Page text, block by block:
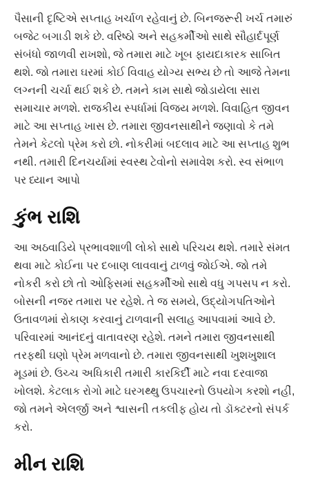
પૈસાની દૃષ્ટિએ સપ્તાહ ખર્ચાળ રહેવાનું છે. બિનજરૂરી ખર્ચ તમારું
બજેટ બગાડી શકે છે. વરિષ્ઠો અને સહકર્મીઓ સાથે સૌહાર્દપૂર્ણ
સંબંધો જાળવી રાખશો, જે તમારા માટે ખૂબ ફાયદાકારક સાબિત
થશે. જો તમારા ઘરમાં કોઈ વિવાહ યોગ્ય સભ્ય છે તો આજે તેમના
લગ્નની ચર્ચા થઈ શકે છે. તમને કામ સાથે જોડાયેલા સારા
સમાચાર મળશે. રાજકીય સ્પર્ધામાં વિજય મળશે. વિવાહિત જીવન
માટે આ સપ્તાહ ખાસ છે. તમારા જીવનસાથીને જણાવો કે તમે
તેમને કેટલો પ્રેમ કરો છો. નોકરીમાં બદલાવ માટે આ સપ્તાહ શુભ
નથી. તમારી દિનચર્યામાં સ્વસ્થ ટેવોનો સમાવેશ કરો. સ્વ સંભાળ
પર ધ્યાન આપો
કુંભ રાશિ
આ અઠવાડિયે પ્રભાવશાળી લોકો સાથે પરિચય થશે. તમારે સંમત
થવા માટે કોઈના પર દબાણ લાવવાનું ટાળવું જોઈએ. જો તમે
નોકરી કરો છો તો ઓફિસમાં સહકર્મીઓ સાથે વધુ ગપસપ ન કરો.
બોસની નજર તમારા પર રહેશે. તે જ સમયે, ઉદ્યોગપતિઓને
ઉતાવળમાં રોકાણ કરવાનું ટાળવાની સલાહ આપવામાં આવે છે.
પરિવારમાં આનંદનું વાતાવરણ રહેશે. તમને તમારા જીવનસાથી
તરફથી ઘણો પ્રેમ મળવાનો છે. તમારા જીવનસાથી ખુશખુશાલ
મૂડમાં છે. ઉચ્ચ અધિકારી તમારી કારકિર્દી માટે નવા દરવાજા
ખોલશે. કેટલાક રોગો માટે ઘરગથ્થુ ઉપચારનો ઉપયોગ કરશો નહીં,
જો તમને એલર્જી અને શ્વાસની તકલીફ હોય તો ડૉક્ટરનો સંપર્ક
કરો.
મીન રાશિ